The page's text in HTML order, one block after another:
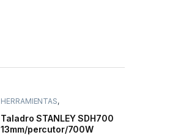
HERRAMIENTAS,
TALADROS
Taladro STANLEY SDH700
13mm/percutor/700W